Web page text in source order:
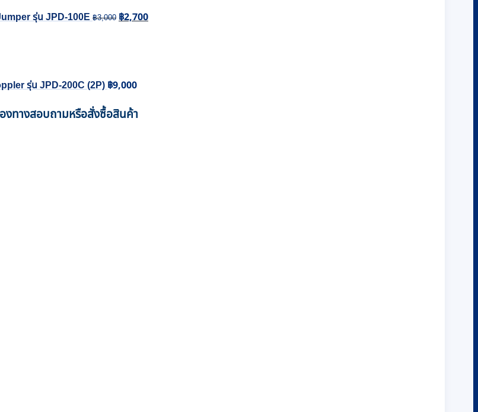
รุ่น JPD-100E ฿3,000 ฿3,000.
฿2,700฿2,700.
รุ่น JPD-200C (2P) ฿9,000
งทางสอบถามหรือสั่งซื้อสินค้า